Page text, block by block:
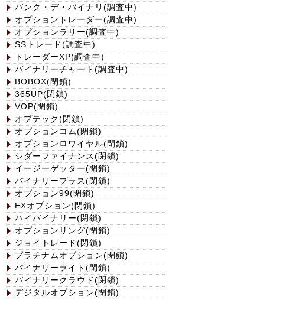
バンク・デ・バイナリ(調査中)
オプショントレーダー(調査中)
オプションラリー(調査中)
SSトレード(調査中)
トレーダーXP(調査中)
バイナリーチャート(調査中)
BOBOX(閉鎖)
365UP(閉鎖)
VOP(閉鎖)
オプテック(閉鎖)
オプションコム(閉鎖)
オプションロワイヤル(閉鎖)
シダーファイナンス(閉鎖)
イージーゲッター(閉鎖)
バイナリープラス(閉鎖)
オプション99(閉鎖)
EXオプション(閉鎖)
ハイバイナリー(閉鎖)
オプションリング(閉鎖)
ジョイトレード(閉鎖)
プラチナムオプション(閉鎖)
バイナリーライト(閉鎖)
バイナリークラウド(閉鎖)
デジタルオプション(閉鎖)